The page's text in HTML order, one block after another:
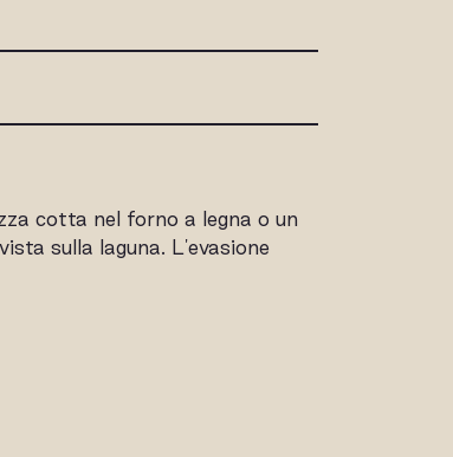
cotta nel forno a legna o un
sulla laguna. L'evasione